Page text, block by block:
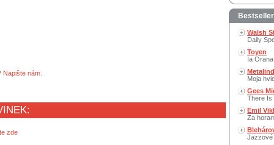
Napište nám
zde
Walsh
Daily
Toyen
Ia Orana
Moja
Gees
There Is
Emil
Za
Jazzové